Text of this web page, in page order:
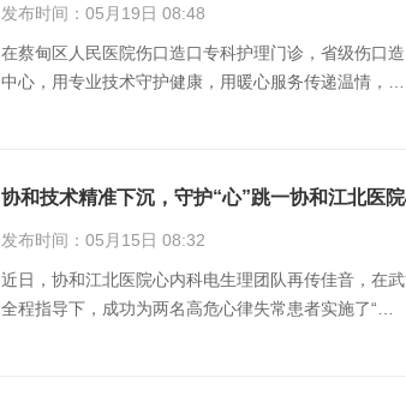
发布时间：05月19日 08:48
在蔡甸区人民医院伤口造口专科护理门诊，省级伤口
中心，用专业技术守护健康，用暖心服务传递温情，…
协和技术精准下沉，守护“心”跳一协和江北医
发布时间：05月15日 08:32
近日，协和江北医院心内科电生理团队再传佳音，在
全程指导下，成功为两名高危心律失常患者实施了“…